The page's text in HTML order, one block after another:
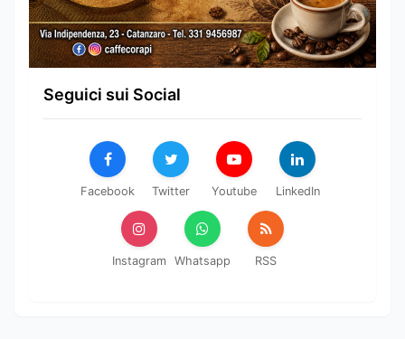
Seguici sui Social
Facebook Twitter Youtube LinkedIn
Instagram Whatsapp RSS